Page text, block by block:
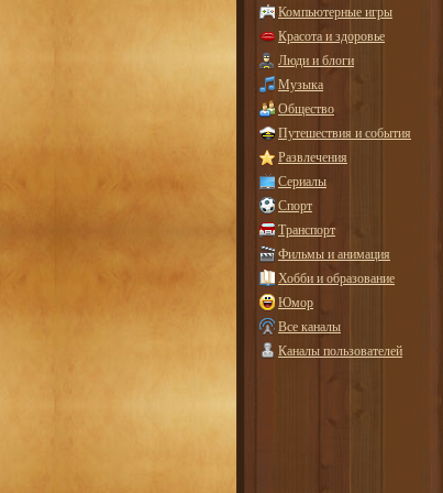
Компьютерные игры
Красота и здоровье
Люди и блоги
Музыка
Общество
Путешествия и события
Развлечения
Сериалы
Спорт
Транспорт
Фильмы и анимация
Хобби и образование
Юмор
Все каналы
Каналы пользователей